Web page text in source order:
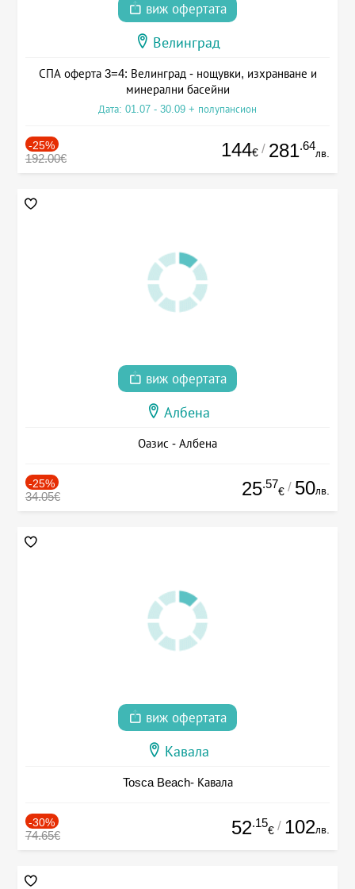
виж офертата
Велинград
СПА оферта 3=4: Велинград - нощувки, изхранване и
минерални басейни
Дата: 01.07 - 30.09 + полупансион
-25%
192.00€ 144€ / 281.64
лв.
виж офертата
Албена
Оазис - Албена
-25%
34.05€ 25.57
€ / 50лв.
виж офертата
Кавала
Tosca Beach- Кавала
-30%
74.65€ 52.15
€ / 102лв.